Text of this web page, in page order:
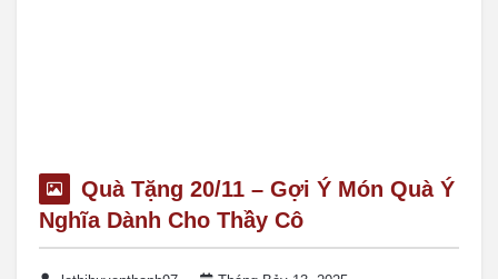
Quà Tặng 20/11 – Gợi Ý Món Quà Ý
Nghĩa Dành Cho Thầy Cô